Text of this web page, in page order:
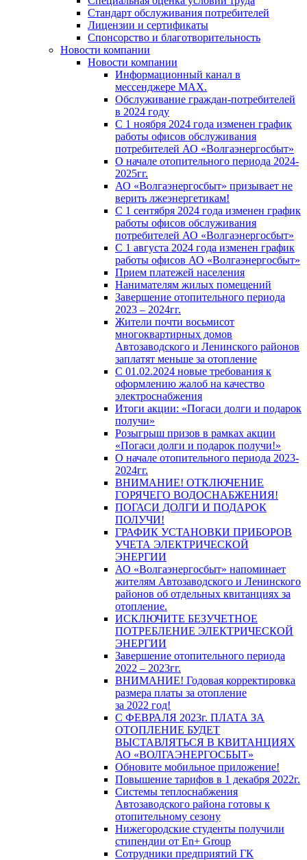
Стандарт обслуживания потребителей
Лицензии и сертификаты
Спонсорство и благотворительность
Новости компании
Новости компании
Информационный канал в
мессенджере MAX.
Обслуживание граждан-потребителей
в 2024 году
С 1 ноября 2024 года изменен график
работы офисов обслуживания
потребителей АО «Волгаэнергосбыт»
О начале отопительного периода 2024-
2025гг.
АО «Волгаэнергосбыт» призывает не
верить лжеэнергетикам!
С 1 сентября 2024 года изменен график
работы офисов обслуживания
потребителей АО «Волгаэнергосбыт»
С 1 августа 2024 года изменен график
работы офисов АО «Волгаэнергосбыт»
Прием платежей населения
Нанимателям жилых помещений
Завершение отопительного периода
2023 – 2024гг.
Жители почти восьмисот
многоквартирных домов
Автозаводского и Ленинского районов
заплатят меньше за отопление
С 01.02.2024 новые требования к
оформлению жалоб на качество
электроснабжения
Итоги акции: «Погаси долги и подарок
получи»
Розыгрыш призов в рамках акции
«Погаси долги и подарок получи!»
О начале отопительного периода 2023-
2024гг.
ВНИМАНИЕ! ОТКЛЮЧЕНИЕ
ГОРЯЧЕГО ВОДОСНАБЖЕНИЯ!
ПОГАСИ ДОЛГИ И ПОДАРОК
ПОЛУЧИ!
ГРАФИК УСТАНОВКИ ПРИБОРОВ
УЧЕТА ЭЛЕКТРИЧЕСКОЙ
ЭНЕРГИИ
АО «Волгаэнергосбыт» напоминает
жителям Автозаводского и Ленинского
районов об отдельных квитанциях за
отопление.
ИСКЛЮЧИТЕ БЕЗУЧЕТНОЕ
ПОТРЕБЛЕНИЕ ЭЛЕКТРИЧЕСКОЙ
ЭНЕРГИИ
Завершение отопительного периода
2022 – 2023гг.
ВНИМАНИЕ! Годовая корректировка
размера платы за отопление
за 2022 год!
С ФЕВРАЛЯ 2023г. ПЛАТА ЗА
ОТОПЛЕНИЕ БУДЕТ
ВЫСТАВЛЯТЬСЯ В КВИТАНЦИЯХ
АО «ВОЛГАЭНЕРГОСБЫТ»
Обновите мобильное приложение!
Повышение тарифов в 1 декабря 2022г.
Системы теплоснабжения
Автозаводского района готовы к
отопительному сезону
Нижегородские студенты получили
стипендии от En+ Group
Сотрудники предприятий ГК